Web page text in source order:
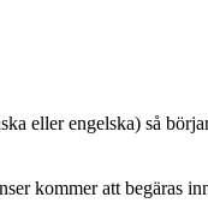
eller engelska) så
kommer att begäras